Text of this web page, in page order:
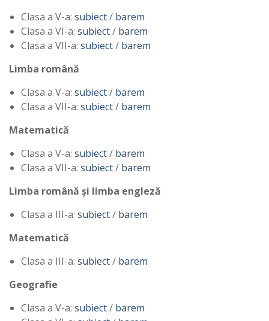
Clasa a V-a: subiect/ barem
Clasa a VI-a: subiect/ barem
Clasa a VII-a: subiect/ barem
Limba română
Clasa a V-a: subiect/ barem
Clasa a VII-a: subiect/ barem
Matematică
Clasa a V-a: subiect/ barem
Clasa a VII-a: subiect/ barem
Limba română și limba engleză
Clasa a III-a: subiect/ barem
Matematică
Clasa a III-a: subiect/ barem
Geografie
Clasa a V-a: subiect/ barem